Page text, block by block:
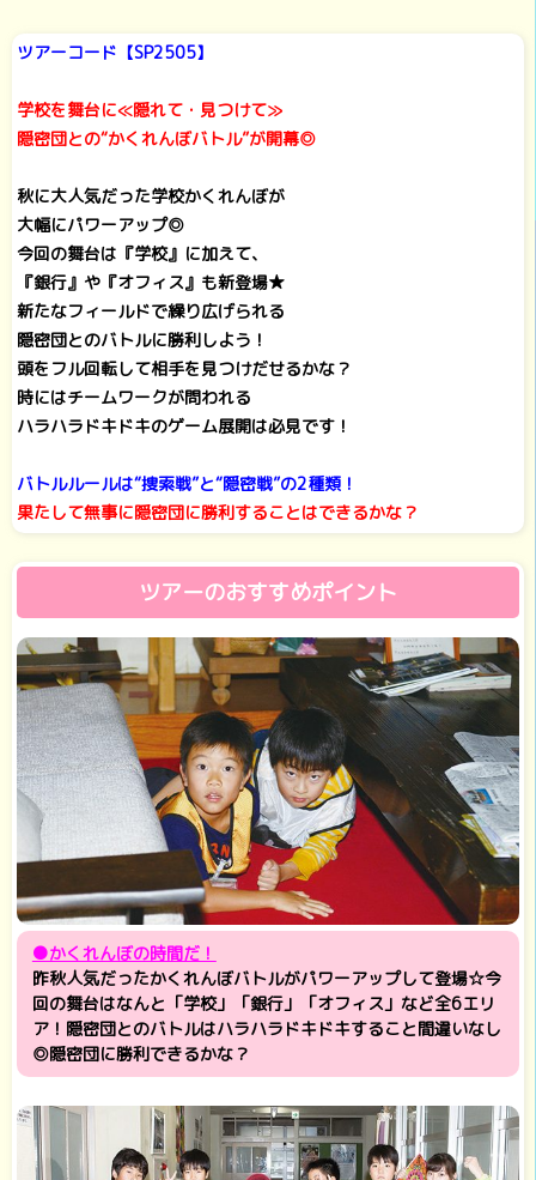
ツアーコード【SP2505】
学校を舞台に≪隠れて・見つけて≫
隠密団との“かくれんぼバトル”が開幕◎
秋に大人気だった学校かくれんぼが
大幅にパワーアップ◎
今回の舞台は『学校』に加えて、
『銀行』や『オフィス』も新登場★
新たなフィールドで繰り広げられる
隠密団とのバトルに勝利しよう！
頭をフル回転して相手を見つけだせるかな？
時にはチームワークが問われる
ハラハラドキドキのゲーム展開は必見です！
バトルルールは“捜索戦”と“隠密戦”の2種類！
果たして無事に隠密団に勝利することはできるかな？
ツアーのおすすめポイント
●かくれんぼの時間だ！
昨秋人気だったかくれんぼバトルがパワーアップして登場☆今
回の舞台はなんと「学校」「銀行」「オフィス」など全6エリ
ア！隠密団とのバトルはハラハラドキドキすること間違いなし
◎隠密団に勝利できるかな？